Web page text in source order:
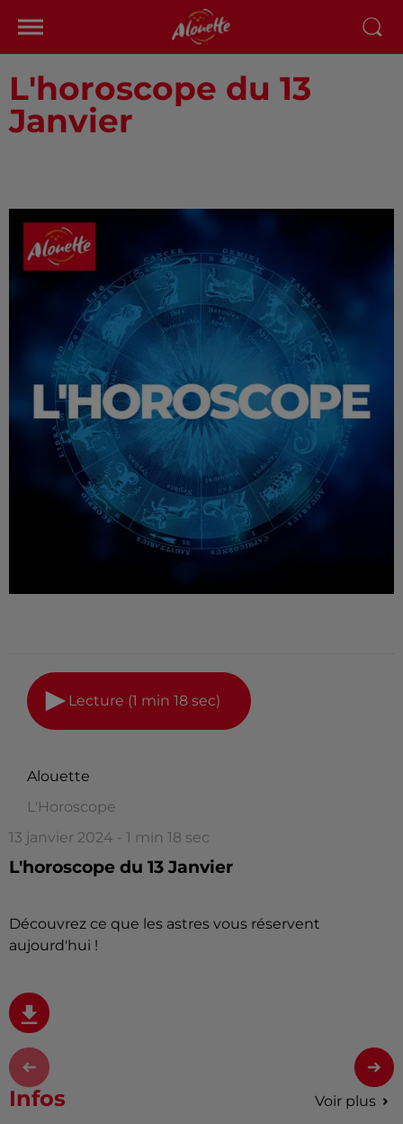
L'horoscope du 13
Janvier
Lecture (1 min 18 sec)
Alouette
L'Horoscope
13 janvier 2024 - 1 min 18 sec
L'horoscope du 13 Janvier
Découvrez ce que les astres vous réservent
aujourd'hui !
Infos Voir plus